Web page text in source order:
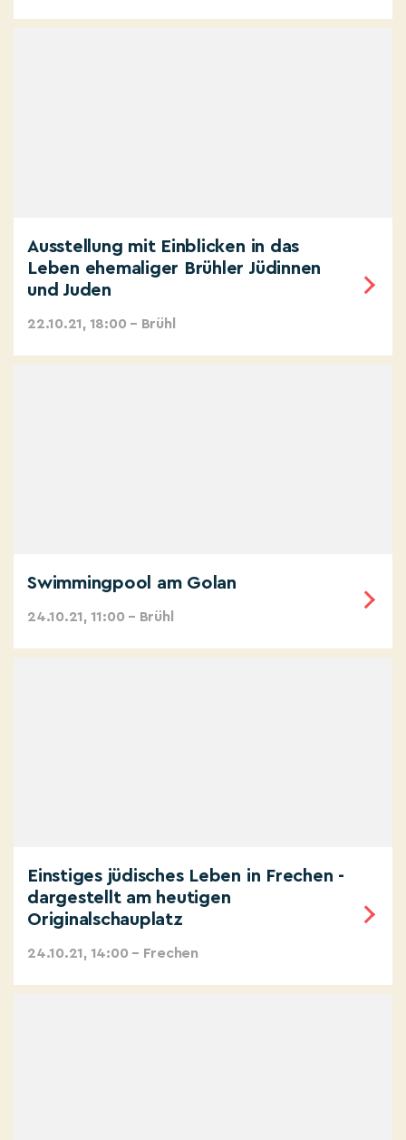
Ausstellung mit Einblicken in das
Leben ehemaliger Brühler Jüdinnen
und Juden
22.10.21, 18:00 – Brühl
Swimmingpool am Golan
24.10.21, 11:00 – Brühl
Einstiges jüdisches Leben in Frechen -
dargestellt am heutigen
Originalschauplatz
24.10.21, 14:00 – Frechen